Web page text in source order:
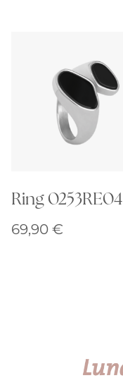
Ring 0253RE04
69,90 €